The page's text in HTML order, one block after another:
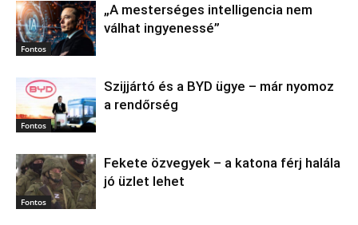
Fontos
„A mesterséges intelligencia nem
válhat ingyenessé”
Fontos
Szijjártó és a BYD ügye – már nyomoz
a rendőrség
Fontos
Fekete özvegyek – a katona férj halála
jó üzlet lehet